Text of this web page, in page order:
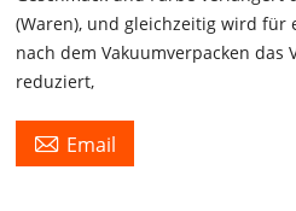
(Waren), und gleichzeitig wird für
nach dem Vakuumverpacken das
reduziert,
 Email